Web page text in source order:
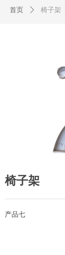
椅子架
产品七
首页 ꄲ 椅子架